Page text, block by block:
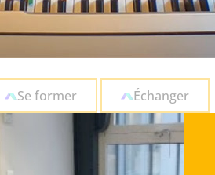
Se former Échanger